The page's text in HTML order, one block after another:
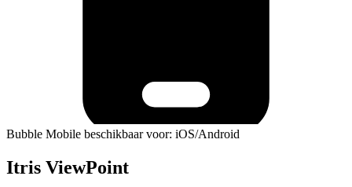
Bubble Mobile beschikbaar voor: iOS/Android
Itris ViewPoint